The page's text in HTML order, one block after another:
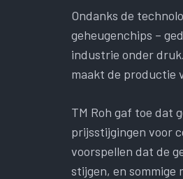
Ondanks de
geheugenchips –
industrie onder
maakt de productie
TM Roh gaf toe dat
prijsstijgingen voor
voorspellen dat de
stijgen, en sommige